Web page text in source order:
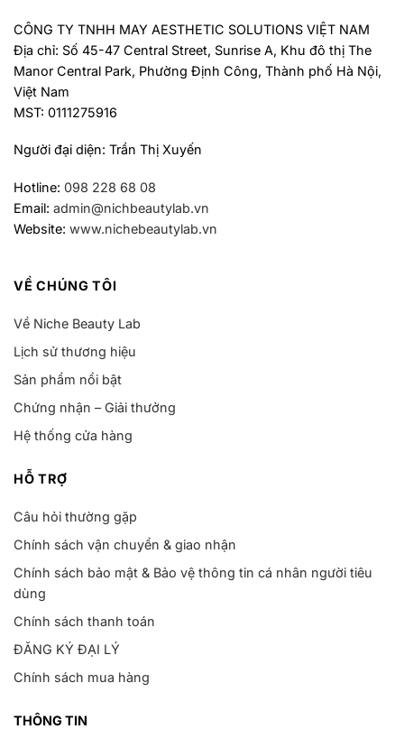
CÔNG TY TNHH MAY AESTHETIC SOLUTIONS VIỆT NAM
Địa chỉ: Số 45-47 Central Street, Sunrise A, Khu đô thị The
Manor Central Park, Phường Định Công, Thành phố Hà Nội,
Việt Nam
MST: 0111275916
Người đại diện: Trần Thị Xuyến
Hotline: 098 228 68 08
Email: admin@nichbeautylab.vn
Website: www.nichebeautylab.vn
VỀ CHÚNG TÔI
Về Niche Beauty Lab
Lịch sử thương hiệu
Sản phẩm nổi bật
Chứng nhận – Giải thưởng
Hệ thống cửa hàng
HỖ TRỢ
Câu hỏi thường gặp
Chính sách vận chuyển & giao nhận
Chính sách bảo mật & Bảo vệ thông tin cá nhân người tiêu
dùng
Chính sách thanh toán
ĐĂNG KÝ ĐẠI LÝ
Chính sách mua hàng
THÔNG TIN